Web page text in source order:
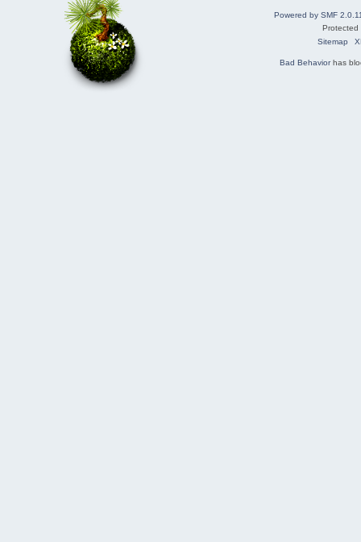
Powered by SMF
Sitemap
Bad Behaviorhas